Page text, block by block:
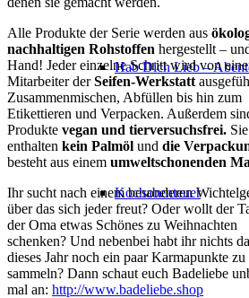
Hab Dich Lieb –
Kochabenteuer
Alle Produkte der Serie werden aus
nachhaltigen Rohstoffen hergestellt –
Hand! Jeder einzelne Schritt wird von
Mitarbeiter derSeifen-Werkstatt
Zusammenmischen, Abfüllen bis hin zum
Etikettieren und Verpacken. Außerdem
Produkte vegan und tierversuchsfrei. Sie
enthalten kein Palmöl und die
besteht aus einem umweltschonenden
Ihr sucht nach einem besonderen
über das sich jeder freut? Oder wollt der
der Oma etwas Schönes zu Weihnachten
schenken? Und nebenbei habt ihr nichts
dieses Jahr noch ein paar Karmapunkte zu
sammeln? Dann schaut euch Badeliebe
mal an: http://www.badeliebe.shop